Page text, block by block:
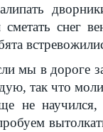
снег
мы в дороге
так что
не